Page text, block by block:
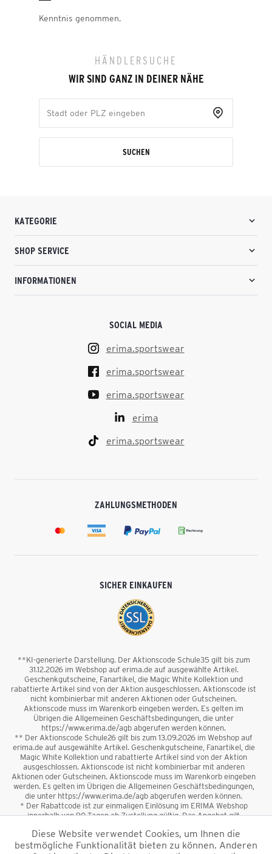
Kenntnis genommen.
HÄNDLERSUCHE
WIR SIND GANZ IN DEINER NÄHE
SUCHEN
KATEGORIE
SHOP SERVICE
INFORMATIONEN
SOCIAL MEDIA
erima.sportswear
erima.sportswear
erima.sportswear
erima
erima.sportswear
ZAHLUNGSMETHODEN
SICHER EINKAUFEN
**KI-generierte Darstellung. Der Aktionscode Schule35 gilt bis zum
31.12.2026 im Webshop auf erima.de auf ausgewählte Artikel.
Geschenkgutscheine, Fanartikel, die Magic White Kollektion und
rabattierte Artikel sind von der Aktion ausgeschlossen. Aktionscode ist
nicht kombinierbar mit anderen Aktionen oder Gutscheinen.
Aktionscode muss im Warenkorb eingeben werden. Es gelten im
Übrigen die Allgemeinen Geschäftsbedingungen, die unter
https://www.erima.de/agb abgerufen werden können.
** Der Aktionscode Schule26 gilt bis zum 13.09.2026 im Webshop auf
erima.de auf ausgewählte Artikel. Geschenkgutscheine, Fanartikel, die
Magic White Kollektion und rabattierte Artikel sind von der Aktion
ausgeschlossen. Aktionscode ist nicht kombinierbar mit anderen
Aktionen oder Gutscheinen. Aktionscode muss im Warenkorb eingeben
werden. Es gelten im Übrigen die Allgemeinen Geschäftsbedingungen,
die unter https://www.erima.de/agb abgerufen werden können.
* Der Rabattcode ist zur einmaligen Einlösung im ERIMA Webshop
innerhalb von 90 Tagen ab Zustellung gültig. Das Angebot gilt
sowie Geschenkgutscheine sind vom Rabatt ausgeschlossen. Der
Rabattcode ist nicht mit anderen Aktionen oder Gutscheinen
Diese Website verwendet Cookies, um Ihnen die
bestmögliche Funktionalität bieten zu können. Anderen